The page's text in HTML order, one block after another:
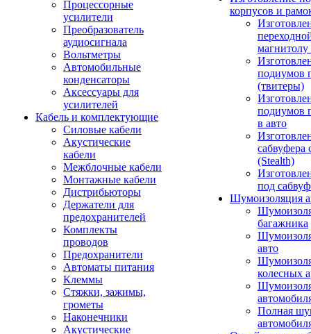
Процессорные
усилители
Преобразователь
аудиосигнала
Вольтметры
Автомобильные
конденсаторы
Аксессуары для
усилителей
Кабель и комплектующие
Силовые кабели
Акустические
кабели
Межблочные кабели
Монтажные кабели
Дистрибьюторы
Держатели для
предохранителей
Комплекты
проводов
Предохранители
Автоматы питания
Клеммы
Стяжки, зажимы,
грометы
Наконечники
Акустические
корпусов и
подиумов
(твитеры)
подиумов
в авто
сабвуфера
(Stealth)
под
Шумоизоляция
багажника
авто
колесных
Полная